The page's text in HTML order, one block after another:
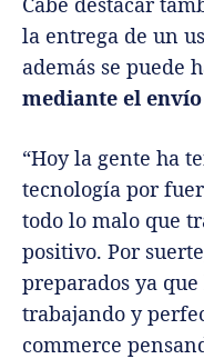
la entrega de un
además se puede
mediante el
“Hoy la gente ha
tecnología por
todo lo malo que
positivo. Por
preparados ya
trabajando y
commerce